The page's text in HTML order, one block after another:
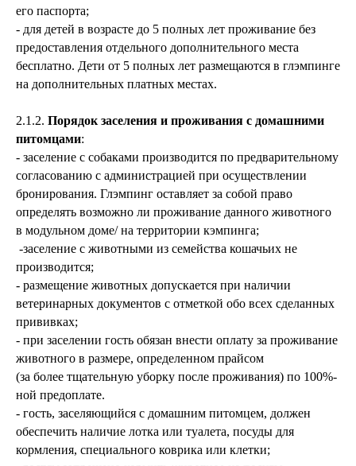
его паспорта;
- для детей в возрасте до 5 полных лет проживание без
предоставления отдельного дополнительного места
бесплатно. Дети от 5 полных лет размещаются в глэмпинге
на дополнительных платных местах.
2.1.2. Порядок заселения и проживания с домашними
питомцами:
- заселение с собаками производится по предварительному
согласованию с администрацией при осуществлении
бронирования. Глэмпинг оставляет за собой право
определять возможно ли проживание данного животного
в модульном доме/ на территории кэмпинга;
-заселение с животными из семейства кошачьих не
производится;
- размещение животных допускается при наличии
ветеринарных документов с отметкой обо всех сделанных
прививках;
- при заселении гость обязан внести оплату за проживание
животного в размере, определенном прайсом
(за более тщательную уборку после проживания) по 100%-
ной предоплате.
- гость, заселяющийся с домашним питомцем, должен
обеспечить наличие лотка или туалета, посуды для
кормления, специального коврика или клетки;